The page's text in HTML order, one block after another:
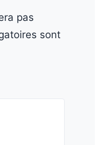
pas
sont